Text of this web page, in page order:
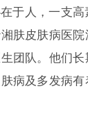
于人，一支
肤皮肤病医
团队。他们
病及多发病有